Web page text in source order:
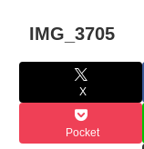
IMG_3705
X
Pocket